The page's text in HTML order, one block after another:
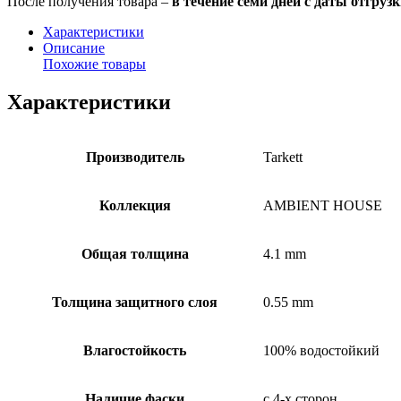
Характеристики
Описание
Похожие товары
Характеристики
Производитель Tarkett
Коллекция AMBIENT HOUSE
Общая толщина 4.1 mm
Толщина защитного слоя 0.55 mm
Влагостойкость 100% водостойкий